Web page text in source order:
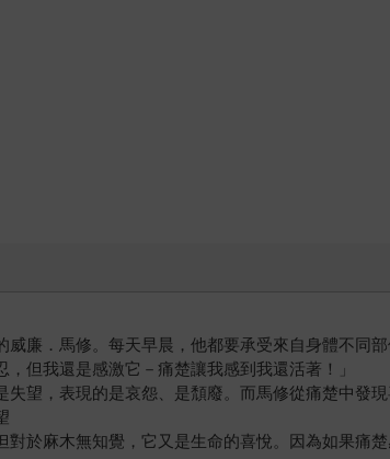
．馬修。每天早晨，他都要承受來自身體不同
但我還是感激它－痛楚讓我感到我還活著！」
，表現的是哀怨、是頹廢。而馬修從痛楚中發
麻木無知覺，它又是生命的喜悅。因為如果痛